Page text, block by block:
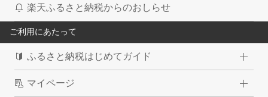
楽天ふるさと納税からのおしらせ
ご利用にあたって
ふるさと納税はじめてガイド
マイページ